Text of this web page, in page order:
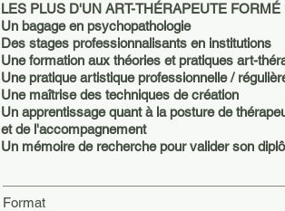
LES PLUS D'UN ART-THÉRAPEUTE FORMÉ
Un bagage en psychopathologie
Des stages professionnalisants en institutions
Une formation aux théories et pratiques art-
Une pratique artistique professionnelle /
Une maîtrise des techniques de création
Un apprentissage quant à la posture de
et de l'accompagnement
Un mémoire de recherche pour valider son
Format